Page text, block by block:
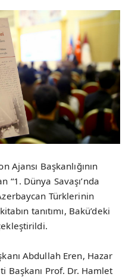
Ajansı Başkanlığının
“1. Dünya Savaşı’nda
Türklerinin
tanıtımı, Bakü’deki
Abdullah Eren, Hazar
Başkanı Prof. Dr. Hamlet